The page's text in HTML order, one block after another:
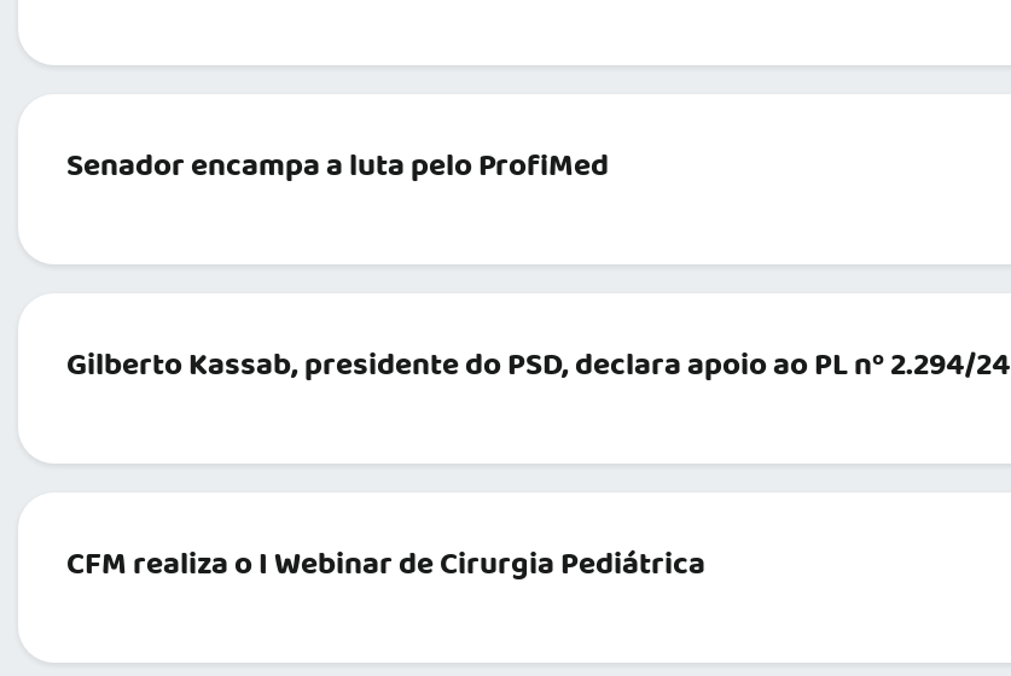
Senador encampa a luta pelo ProfiMed
Gilberto Kassab, presidente do PSD, declara apoio ao PL nº 2.294/24
CFM realiza o I Webinar de Cirurgia Pediátrica